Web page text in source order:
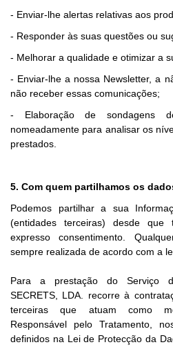
- Enviar-lhe alertas relativas aos
- Responder às suas questões ou
- Melhorar a qualidade e otimizar a
- Enviar-lhe a nossa Newsletter, a
não receber essas comunicações;
- Elaboração de sondagens
nomeadamente para analisar os
prestados.
5. Com quem partilhamos os
Podemos partilhar a sua
(entidades terceiras) desde
expresso consentimento.
sempre realizada de acordo com a
Para a prestação do Serviço
SECRETS, LDA. recorre à
terceiras que atuam como
Responsável pelo Tratamento,
definidos na Lei de Protecção da